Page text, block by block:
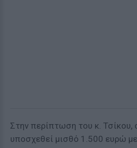
Στην περίπτωση του κ. Τσίκου,
υποσχεθεί μισθό 1.500 ευρώ